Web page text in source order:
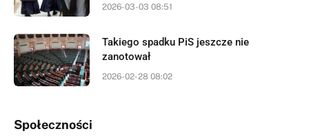
2026-03-03 08:51
Takiego spadku PiS jeszcze nie
zanotował
2026-02-28 08:02
Społeczności